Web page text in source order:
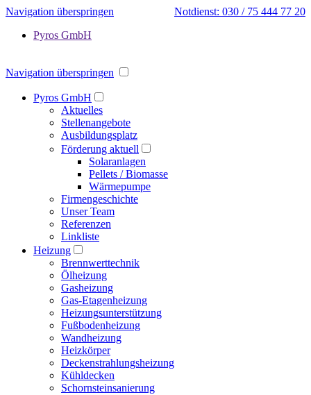
Notdienst: 030 / 75 444 77 20
Navigation überspringen
Pyros GmbH
Navigation überspringen
Pyros GmbH
Aktuelles
Stellenangebote
Ausbildungsplatz
Förderung aktuell
Solaranlagen
Pellets / Biomasse
Wärmepumpe
Firmengeschichte
Unser Team
Referenzen
Linkliste
Heizung
Brennwerttechnik
Ölheizung
Gasheizung
Gas-Etagenheizung
Heizungsunterstützung
Fußbodenheizung
Wandheizung
Heizkörper
Deckenstrahlungsheizung
Kühldecken
Schornsteinsanierung